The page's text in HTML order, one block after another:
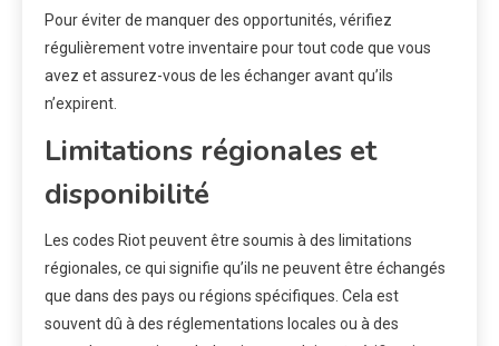
Pour éviter de manquer des opportunités, vérifiez
régulièrement votre inventaire pour tout code que vous
avez et assurez-vous de les échanger avant qu’ils
n’expirent.
Limitations régionales et
disponibilité
Les codes Riot peuvent être soumis à des limitations
régionales, ce qui signifie qu’ils ne peuvent être échangés
que dans des pays ou régions spécifiques. Cela est
souvent dû à des réglementations locales ou à des